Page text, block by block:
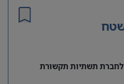
תשתיות תקשורת